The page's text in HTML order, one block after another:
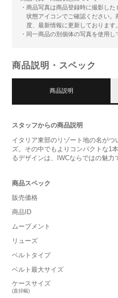
・商品写真は商品登録時に撮影し
状態アイコンでご確認ください
度、最新情報に更新しております。
・同一商品の別個体の写真を使用し
商品説明・スペック
商品説明
スタッフからの商品説明
イタリア東部のリゾート地の名が
ズ。その中でもよりコンパクトな1
るデザインは、IWCならではの魅力
商品スペック
販売価格
商品ID
ムーブメント
リューズ
ベルトタイプ
ベルト最大サイズ
ケースサイズ
(直径幅)